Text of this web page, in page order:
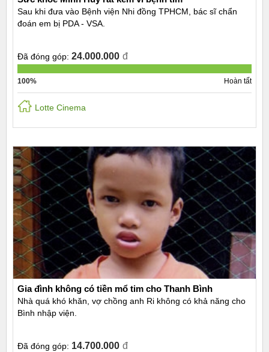
Sau khi đưa vào Bệnh viện Nhi đồng TPHCM, bác sĩ chẩn
đoán em bị PDA - VSA.
Đã đóng góp: 24.000.000 đ
100% Hoàn tất
Lotte Cinema
Gia đình không có tiền mổ tim cho Thanh Bình
Nhà quá khó khăn, vợ chồng anh Ri không có khả năng cho
Bình nhập viện.
Đã đóng góp: 14.700.000 đ